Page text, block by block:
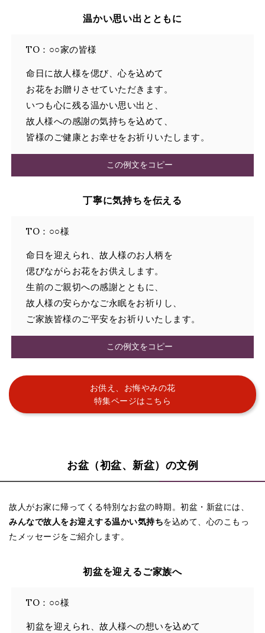
温かい思い出とともに
TO：○○家の皆様
命日に故人様を偲び、心を込めて
お花をお贈りさせていただきます。
いつも心に残る温かい思い出と、
故人様への感謝の気持ちを込めて、
皆様のご健康とお幸せをお祈りいたします。
この例文をコピー
丁寧に気持ちを伝える
TO：○○様
命日を迎えられ、故人様のお人柄を
偲びながらお花をお供えします。
生前のご親切への感謝とともに、
故人様の安らかなご永眠をお祈りし、
ご家族皆様のご平安をお祈りいたします。
この例文をコピー
お供え、お悔やみの花
特集ページはこちら
お盆（初盆、新盆）の文例
故人がお家に帰ってくる特別なお盆の時期。初盆・新盆には、
みんなで故人をお迎えする温かい気持ちを込めて、心のこもっ
たメッセージをご紹介します。
初盆を迎えるご家族へ
TO：○○様
初盆を迎えられ、故人様への想いを込めて